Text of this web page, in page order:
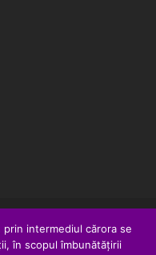
drepturile rezervate.
meditatii
intermediul cărora se
în scopul îmbunătățirii